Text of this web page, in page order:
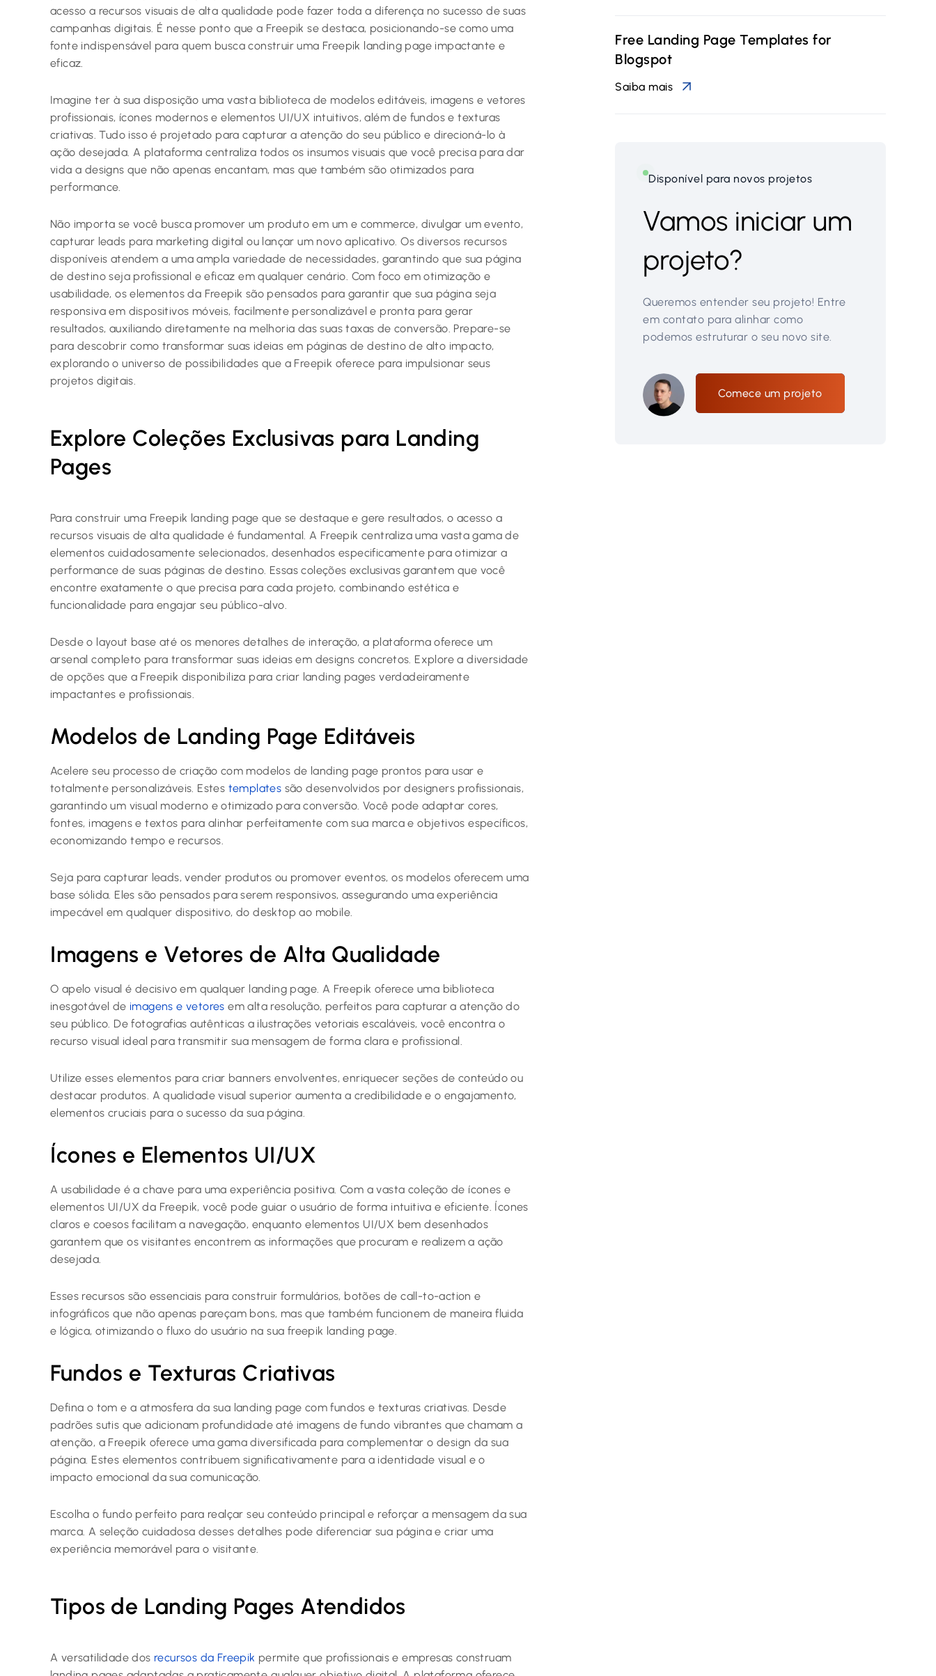
acesso a recursos visuais de alta qualidade pode fazer toda a diferença no sucesso de suas
campanhas digitais. É nesse ponto que a Freepik se destaca, posicionando-se como uma
fonte indispensável para quem busca construir uma Freepik landing page impactante e
eficaz.
Imagine ter à sua disposição uma vasta biblioteca de modelos editáveis, imagens e vetores
profissionais, ícones modernos e elementos UI/UX intuitivos, além de fundos e texturas
criativas. Tudo isso é projetado para capturar a atenção do seu público e direcioná-lo à
ação desejada. A plataforma centraliza todos os insumos visuais que você precisa para dar
vida a designs que não apenas encantam, mas que também são otimizados para
performance.
Não importa se você busca promover um produto em um e commerce, divulgar um evento,
capturar leads para marketing digital ou lançar um novo aplicativo. Os diversos recursos
disponíveis atendem a uma ampla variedade de necessidades, garantindo que sua página
de destino seja profissional e eficaz em qualquer cenário. Com foco em otimização e
usabilidade, os elementos da Freepik são pensados para garantir que sua página seja
responsiva em dispositivos móveis, facilmente personalizável e pronta para gerar
resultados, auxiliando diretamente na melhoria das suas taxas de conversão. Prepare-se
para descobrir como transformar suas ideias em páginas de destino de alto impacto,
explorando o universo de possibilidades que a Freepik oferece para impulsionar seus
projetos digitais.
Explore Coleções Exclusivas para Landing
Pages
Para construir uma Freepik landing page que se destaque e gere resultados, o acesso a
recursos visuais de alta qualidade é fundamental. A Freepik centraliza uma vasta gama de
elementos cuidadosamente selecionados, desenhados especificamente para otimizar a
performance de suas páginas de destino. Essas coleções exclusivas garantem que você
encontre exatamente o que precisa para cada projeto, combinando estética e
funcionalidade para engajar seu público-alvo.
Desde o layout base até os menores detalhes de interação, a plataforma oferece um
arsenal completo para transformar suas ideias em designs concretos. Explore a diversidade
de opções que a Freepik disponibiliza para criar landing pages verdadeiramente
impactantes e profissionais.
Modelos de Landing Page Editáveis
Acelere seu processo de criação com modelos de landing page prontos para usar e
totalmente personalizáveis. Estes templates são desenvolvidos por designers profissionais,
garantindo um visual moderno e otimizado para conversão. Você pode adaptar cores,
fontes, imagens e textos para alinhar perfeitamente com sua marca e objetivos específicos,
economizando tempo e recursos.
Seja para capturar leads, vender produtos ou promover eventos, os modelos oferecem uma
base sólida. Eles são pensados para serem responsivos, assegurando uma experiência
impecável em qualquer dispositivo, do desktop ao mobile.
Imagens e Vetores de Alta Qualidade
O apelo visual é decisivo em qualquer landing page. A Freepik oferece uma biblioteca
inesgotável de imagens e vetores em alta resolução, perfeitos para capturar a atenção do
seu público. De fotografias autênticas a ilustrações vetoriais escaláveis, você encontra o
recurso visual ideal para transmitir sua mensagem de forma clara e profissional.
Utilize esses elementos para criar banners envolventes, enriquecer seções de conteúdo ou
destacar produtos. A qualidade visual superior aumenta a credibilidade e o engajamento,
elementos cruciais para o sucesso da sua página.
Ícones e Elementos UI/UX
A usabilidade é a chave para uma experiência positiva. Com a vasta coleção de ícones e
elementos UI/UX da Freepik, você pode guiar o usuário de forma intuitiva e eficiente. Ícones
claros e coesos facilitam a navegação, enquanto elementos UI/UX bem desenhados
garantem que os visitantes encontrem as informações que procuram e realizem a ação
desejada.
Esses recursos são essenciais para construir formulários, botões de call-to-action e
infográficos que não apenas pareçam bons, mas que também funcionem de maneira fluida
e lógica, otimizando o fluxo do usuário na sua freepik landing page.
Fundos e Texturas Criativas
Defina o tom e a atmosfera da sua landing page com fundos e texturas criativas. Desde
padrões sutis que adicionam profundidade até imagens de fundo vibrantes que chamam a
atenção, a Freepik oferece uma gama diversificada para complementar o design da sua
página. Estes elementos contribuem significativamente para a identidade visual e o
impacto emocional da sua comunicação.
Escolha o fundo perfeito para realçar seu conteúdo principal e reforçar a mensagem da sua
marca. A seleção cuidadosa desses detalhes pode diferenciar sua página e criar uma
experiência memorável para o visitante.
Tipos de Landing Pages Atendidos
A versatilidade dos recursos da Freepik permite que profissionais e empresas construam
Free Landing Page Templates for
Blogspot
Saiba mais
Disponível para novos projetos
Vamos iniciar um
projeto?
Queremos entender seu projeto! Entre
em contato para alinhar como
podemos estruturar o seu novo site.
Comece um projeto